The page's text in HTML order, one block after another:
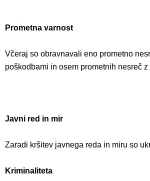
Prometna varnost
Včeraj so obravnavali eno prometno
poškodbami in osem prometnih nesreč
Javni red in mir
Zaradi kršitev javnega reda in miru so
Kriminaliteta